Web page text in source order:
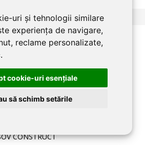
uri și tehnologii similare
experiența de navigare,
reclame personalizate,
cookie-uri esenţiale
să schimb setările
1 2 3 >
CONSTRUCT